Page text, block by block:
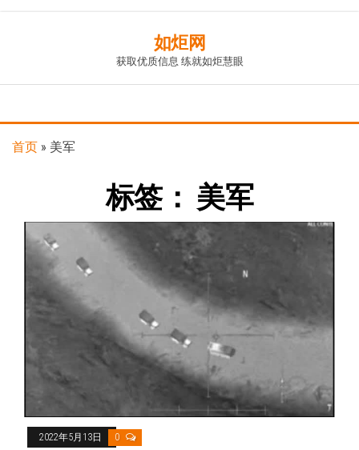
content
如炬网
获取优质信息 练就如炬慧眼
首页 » 美军
标签： 美军
2022年5月13日 0